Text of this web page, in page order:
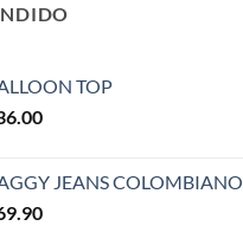
TOP
JEANS COLOMBIANO